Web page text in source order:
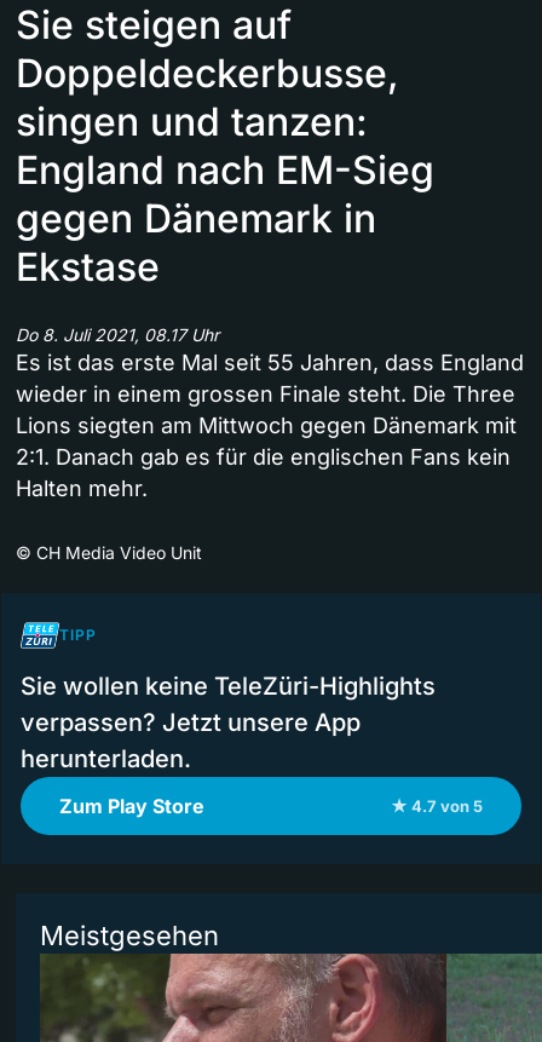
Sie steigen auf
Doppeldeckerbusse,
singen und tanzen:
England nach EM-Sieg
gegen Dänemark in
Ekstase
Do 8. Juli 2021, 08.17 Uhr
Es ist das erste Mal seit 55 Jahren, dass England
wieder in einem grossen Finale steht. Die Three
Lions siegten am Mittwoch gegen Dänemark mit
2:1. Danach gab es für die englischen Fans kein
Halten mehr.
© CH Media Video Unit
TIPP
Sie wollen keine TeleZüri-Highlights
verpassen? Jetzt unsere App
herunterladen.
Zum Play Store ★ 4.7 von 5
Meistgesehen